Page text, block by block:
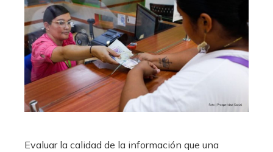
Evaluar la calidad de la información que una